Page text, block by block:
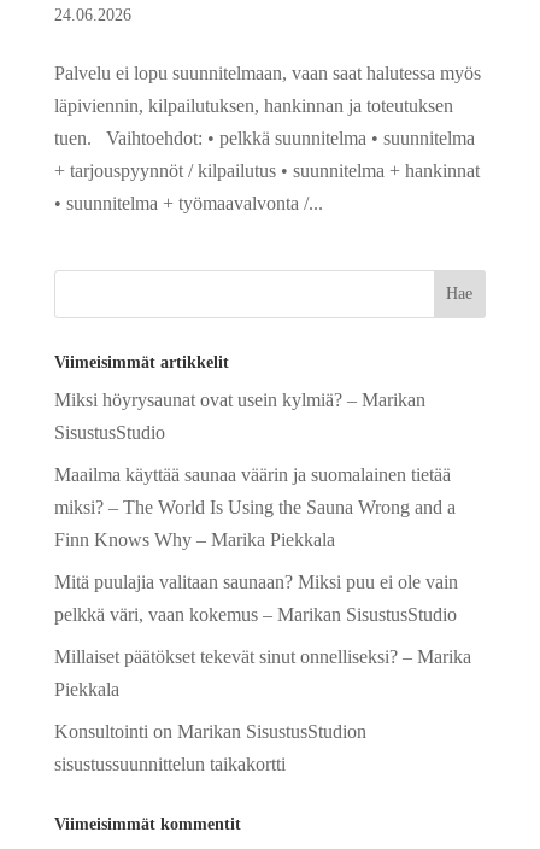
24.06.2026
Palvelu ei lopu suunnitelmaan, vaan saat halutessa myös
läpiviennin, kilpailutuksen, hankinnan ja toteutuksen
tuen. Vaihtoehdot: • pelkkä suunnitelma • suunnitelma
+ tarjouspyynnöt / kilpailutus • suunnitelma + hankinnat
• suunnitelma + työmaavalvonta /...
Viimeisimmät artikkelit
Miksi höyrysaunat ovat usein kylmiä? – Marikan
SisustusStudio
Maailma käyttää saunaa väärin ja suomalainen tietää
miksi? – The World Is Using the Sauna Wrong and a
Finn Knows Why – Marika Piekkala
Mitä puulajia valitaan saunaan? Miksi puu ei ole vain
pelkkä väri, vaan kokemus – Marikan SisustusStudio
Millaiset päätökset tekevät sinut onnelliseksi? – Marika
Piekkala
Konsultointi on Marikan SisustusStudion
sisustussuunnittelun taikakortti
Viimeisimmät kommentit